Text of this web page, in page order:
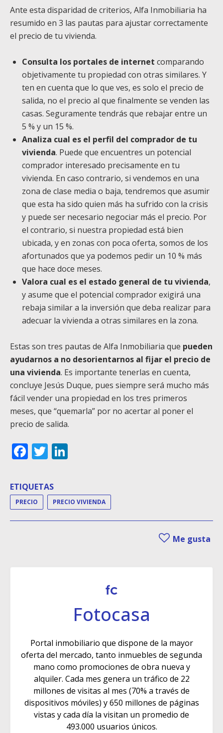
Ante esta disparidad de criterios, Alfa Inmobiliaria ha
resumido en 3 las pautas para ajustar correctamente
el precio de tu vivienda.
Consulta los portales de internet comparando
objetivamente tu propiedad con otras similares. Y
ten en cuenta que lo que ves, es solo el precio de
salida, no el precio al que finalmente se venden las
casas. Seguramente tendrás que rebajar entre un
5 % y un 15 %.
Analiza cual es el perfil del comprador de tu
vivienda. Puede que encuentres un potencial
comprador interesado precisamente en tu
vivienda. En caso contrario, si vendemos en una
zona de clase media o baja, tendremos que asumir
que esta ha sido quien más ha sufrido con la crisis
y puede ser necesario negociar más el precio. Por
el contrario, si nuestra propiedad está bien
ubicada, y en zonas con poca oferta, somos de los
afortunados que ya podemos pedir un 10 % más
que hace doce meses.
Valora cual es el estado general de tu vivienda,
y asume que el potencial comprador exigirá una
rebaja similar a la inversión que deba realizar para
adecuar la vivienda a otras similares en la zona.
Estas son tres pautas de Alfa Inmobiliaria que pueden
ayudarnos a no desorientarnos al fijar el precio de
una vivienda. Es importante tenerlas en cuenta,
concluye Jesús Duque, pues siempre será mucho más
fácil vender una propiedad en los tres primeros
meses, que “quemarla” por no acertar al poner el
precio de salida.
Facebook
Twitter
ETIQUETAS
PRECIO PRECIO VIVIENDA
Me gusta
Fotocasa
Portal inmobiliario que dispone de la mayor
oferta del mercado, tanto inmuebles de segunda
mano como promociones de obra nueva y
alquiler. Cada mes genera un tráfico de 22
millones de visitas al mes (70% a través de
dispositivos móviles) y 650 millones de páginas
vistas y cada día la visitan un promedio de
493.000 usuarios únicos.